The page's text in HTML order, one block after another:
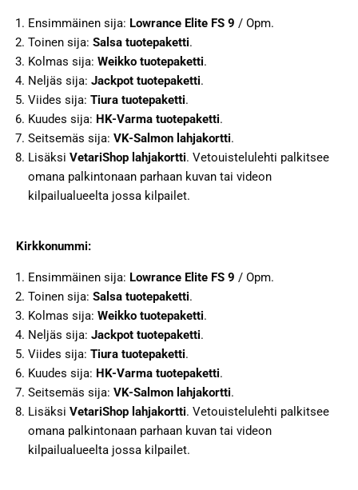
Ensimmäinen sija: Lowrance Elite FS 9 / Opm.
Toinen sija: Salsa tuotepaketti.
Kolmas sija: Weikko tuotepaketti.
Neljäs sija: Jackpot tuotepaketti.
Viides sija: Tiura tuotepaketti.
Kuudes sija: HK-Varma tuotepaketti.
Seitsemäs sija: VK-Salmon lahjakortti.
Lisäksi VetariShop lahjakortti. Vetouistelulehti palkitsee
omana palkintonaan parhaan kuvan tai videon
kilpailualueelta jossa kilpailet.
Kirkkonummi:
Ensimmäinen sija: Lowrance Elite FS 9 / Opm.
Toinen sija: Salsa tuotepaketti.
Kolmas sija: Weikko tuotepaketti.
Neljäs sija: Jackpot tuotepaketti.
Viides sija: Tiura tuotepaketti.
Kuudes sija: HK-Varma tuotepaketti.
Seitsemäs sija: VK-Salmon lahjakortti.
Lisäksi VetariShop lahjakortti. Vetouistelulehti palkitsee
omana palkintonaan parhaan kuvan tai videon
kilpailualueelta jossa kilpailet.